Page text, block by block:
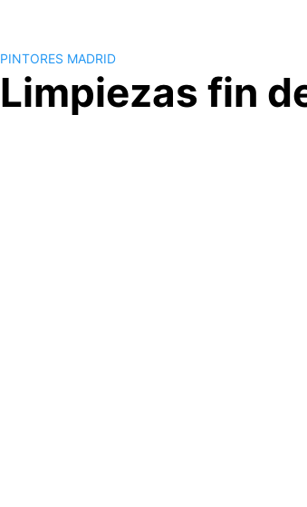
PINTORES MADRID
Limpiezas fin